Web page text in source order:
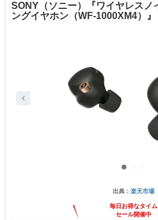
SONY（ソニー）『ワイヤレスノ
ングイヤホン（WF-1000XM4）』
出典： 楽天市場
毎日お得なタイム
セール開催中